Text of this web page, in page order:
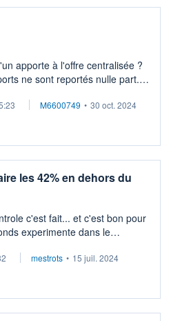
apporte à l'offre centralisée ?
ne sont reportés nulle part.
M6600749 • 30 oct. 2024
les 42% en dehors du
c'est fait... et c'est bon pour
experimente dans le
mestrots • 15 juil. 2024